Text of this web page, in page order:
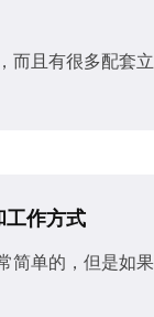
而且有很多配套
工作方式
简单的，但是如